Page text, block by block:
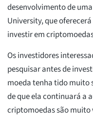
desenvolvimento de
University, que
investir em
Os investidores
pesquisar antes de
moeda tenha tido muito
de que ela continuará a
criptomoedas são muito